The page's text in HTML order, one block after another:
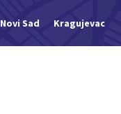
Novi Sad Kragujevac